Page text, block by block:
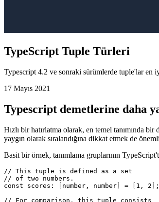
TypeScript Tuple Türleri
Typescript 4.2 ve sonraki sürümlerde tuple'lar en iyi
17 Mayıs 2021
Typescript demetlerine daha
yaygın olarak sıralandığına dikkat etmek de
Basit bir örnek, tanımlama gruplarının TypeScript'te
// This tuple is defined as a set
// of two numbers.